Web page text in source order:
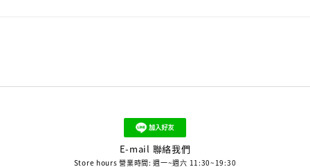
E-mail 聯絡我們
Store hours 營業時間: 週一~週六 11:30~19:30